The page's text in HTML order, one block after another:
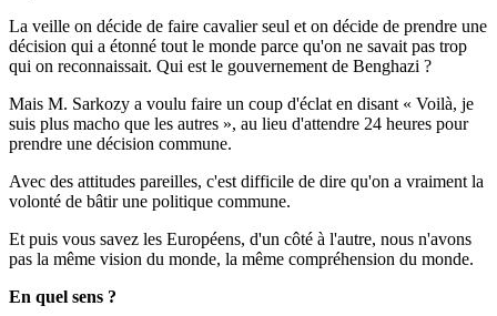
La veille on décide de faire cavalier seul et on décide de prendre une
décision qui a étonné tout le monde parce qu'on ne savait pas trop
qui on reconnaissait. Qui est le gouvernement de Benghazi ?
Mais M. Sarkozy a voulu faire un coup d'éclat en disant « Voilà, je
suis plus macho que les autres », au lieu d'attendre 24 heures pour
prendre une décision commune.
Avec des attitudes pareilles, c'est difficile de dire qu'on a vraiment la
volonté de bâtir une politique commune.
Et puis vous savez les Européens, d'un côté à l'autre, nous n'avons
pas la même vision du monde, la même compréhension du monde.
En quel sens ?